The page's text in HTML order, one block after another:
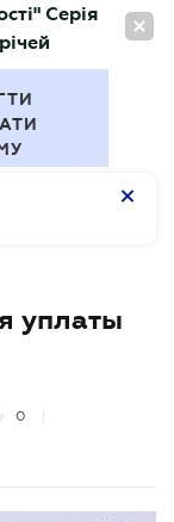
Серія
уплаты
0